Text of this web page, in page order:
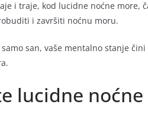
i traje, kod lucidne noćne
i završiti noćnu moru.
san, vaše mentalno stanje
lucidne noćne